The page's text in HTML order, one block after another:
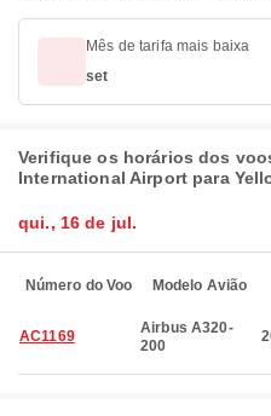
Mês de tarifa mais baixa
set
Verifique os horários dos
International Airport para
qui., 16 de jul.
Número do Voo Modelo Avião
AC1169
Airbus A320-
200